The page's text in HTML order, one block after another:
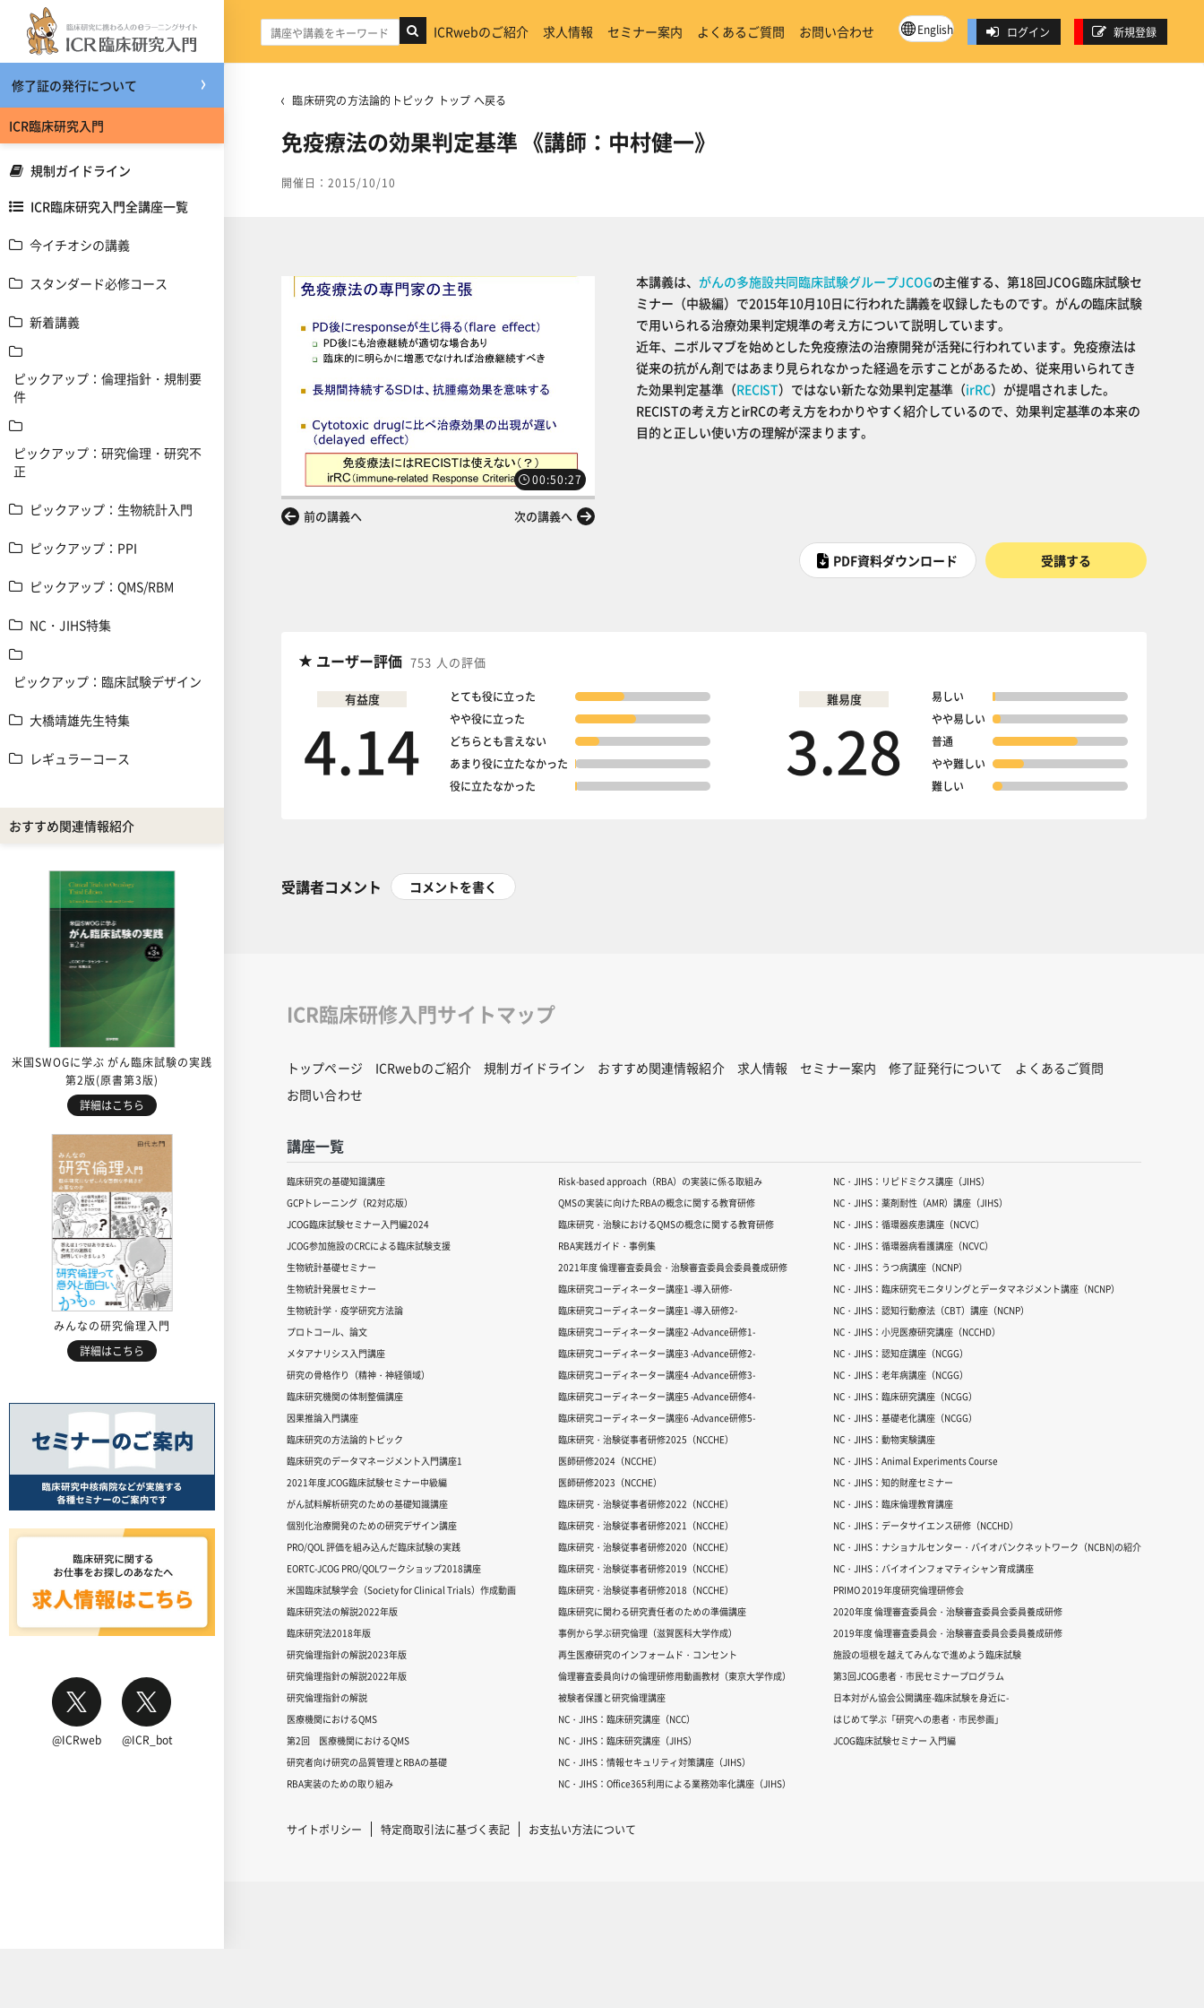
メインコンテンツへスキップする
修了証の発行について
ICR臨床研究入門
規制ガイドライン
ICR臨床研究入門全講座一覧
今イチオシの講義
スタンダード必修コース
新着講義
ピックアップ：倫理指針・規制要
件
ピックアップ：研究倫理・研究不
正
ピックアップ：生物統計入門
ピックアップ：PPI
ピックアップ：QMS/RBM
NC・JIHS特集
ピックアップ：臨床試験デザイン
大橋靖雄先生特集
レギュラーコース
おすすめ関連情報紹介
米国SWOGに学ぶ がん臨床試験の実践
第2版(原書第3版)
詳細はこちら
みんなの研究倫理入門
詳細はこちら
@ICRweb @ICR_bot
ICRwebのご紹介 求人情報 セミナー案内 よくあるご質問 お問い合わせ English ログイン 新規登録
臨床研究の方法論的トピック トップ へ戻る
免疫療法の効果判定基準 《講師：中村健一》
開催日：2015/10/10
00:50:27
前の講義へ 次の講義へ
本講義は、 がんの多施設共同臨床試験グループJCOGの主催する、第18回JCOG臨床試験セ
ミナー（中級編）で2015年10月10日に行われた講義を収録したものです。がんの臨床試験
で用いられる治療効果判定規準の考え方について説明しています。
近年、ニボルマブを始めとした免疫療法の治療開発が活発に行われています。免疫療法は
従来の抗がん剤ではあまり見られなかった経過を示すことがあるため、従来用いられてき
た効果判定基準（RECIST）ではない新たな効果判定基準（irRC）が提唱されました。
RECISTの考え方とirRCの考え方をわかりやすく紹介しているので、効果判定基準の本来の
目的と正しい使い方の理解が深まります。
PDF資料ダウンロード 受講する
ユーザー評価 753 人の評価
有益度
4.14
とても役に立った
やや役に立った
どちらとも言えない
あまり役に立たなかった
役に立たなかった
難易度
3.28
易しい
やや易しい
普通
やや難しい
難しい
受講者コメント コメントを書く
ICR臨床研修入門サイトマップ
トップページ ICRwebのご紹介 規制ガイドライン おすすめ関連情報紹介 求人情報 セミナー案内 修了証発行について
よくあるご質問
お問い合わせ
講座一覧
臨床研究の基礎知識講座
GCPトレーニング（R2対応版）
JCOG臨床試験セミナー入門編2024
JCOG参加施設のCRCによる臨床試験支援
生物統計基礎セミナー
生物統計発展セミナー
生物統計学・疫学研究方法論
プロトコール、論文
メタアナリシス入門講座
研究の骨格作り（精神・神経領域）
臨床研究機関の体制整備講座
因果推論入門講座
臨床研究の方法論的トピック
臨床研究のデータマネージメント入門講座1
2021年度JCOG臨床試験セミナー中級編
がん試料解析研究のための基礎知識講座
個別化治療開発のための研究デザイン講座
PRO/QOL 評価を組み込んだ臨床試験の実践
EORTC-JCOG PRO/QOLワークショップ2018講座
米国臨床試験学会（Society for Clinical Trials）作成動画
臨床研究法の解説2022年版
臨床研究法2018年版
研究倫理指針の解説2023年版
研究倫理指針の解説2022年版
研究倫理指針の解説
医療機関におけるQMS
第2回 医療機関におけるQMS
研究者向け研究の品質管理とRBAの基礎
RBA実装のための取り組み
Risk-based approach（RBA）の実装に係る取組み
QMSの実装に向けたRBAの概念に関する教育研修
臨床研究・治験におけるQMSの概念に関する教育研修
RBA実践ガイド・事例集
2021年度 倫理審査委員会・治験審査委員会委員養成研修
臨床研究コーディネーター講座1 -導入研修-
臨床研究コーディネーター講座1 -導入研修2-
臨床研究コーディネーター講座2 -Advance研修1-
臨床研究コーディネーター講座3 -Advance研修2-
臨床研究コーディネーター講座4 -Advance研修3-
臨床研究コーディネーター講座5 -Advance研修4-
臨床研究コーディネーター講座6 -Advance研修5-
臨床研究・治験従事者研修2025（NCCHE）
医師研修2024（NCCHE）
医師研修2023（NCCHE）
臨床研究・治験従事者研修2022（NCCHE）
臨床研究・治験従事者研修2021（NCCHE）
臨床研究・治験従事者研修2020（NCCHE）
臨床研究・治験従事者研修2019（NCCHE）
臨床研究・治験従事者研修2018（NCCHE）
臨床研究に関わる研究責任者のための準備講座
事例から学ぶ研究倫理（滋賀医科大学作成）
再生医療研究のインフォームド・コンセント
倫理審査委員向けの倫理研修用動画教材（東京大学作成）
被験者保護と研究倫理講座
NC・JIHS：臨床研究講座（NCC）
NC・JIHS：臨床研究講座（JIHS）
NC・JIHS：情報セキュリティ対策講座（JIHS）
NC・JIHS：Office365利用による業務効率化講座（JIHS）
NC・JIHS：リピドミクス講座（JIHS）
NC・JIHS：薬剤耐性（AMR）講座（JIHS）
NC・JIHS：循環器疾患講座（NCVC）
NC・JIHS：循環器病看護講座（NCVC）
NC・JIHS：うつ病講座（NCNP）
NC・JIHS：臨床研究モニタリングとデータマネジメント講座（NCNP）
NC・JIHS：認知行動療法（CBT）講座（NCNP）
NC・JIHS：小児医療研究講座（NCCHD）
NC・JIHS：認知症講座（NCGG）
NC・JIHS：老年病講座（NCGG）
NC・JIHS：臨床研究講座（NCGG）
NC・JIHS：基礎老化講座（NCGG）
NC・JIHS：動物実験講座
NC・JIHS：Animal Experiments Course
NC・JIHS：知的財産セミナー
NC・JIHS：臨床倫理教育講座
NC・JIHS：データサイエンス研修（NCCHD）
NC・JIHS：ナショナルセンター・バイオバンクネットワーク（NCBN)の紹介
NC・JIHS：バイオインフォマティシャン育成講座
PRIMO 2019年度研究倫理研修会
2020年度 倫理審査委員会・治験審査委員会委員養成研修
2019年度 倫理審査委員会・治験審査委員会委員養成研修
施設の垣根を越えてみんなで進めよう臨床試験
第3回JCOG患者・市民セミナープログラム
日本対がん協会公開講座-臨床試験を身近に-
はじめて学ぶ「研究への患者・市民参画」
JCOG臨床試験セミナー 入門編
サイトポリシー 特定商取引法に基づく表記 お支払い方法について